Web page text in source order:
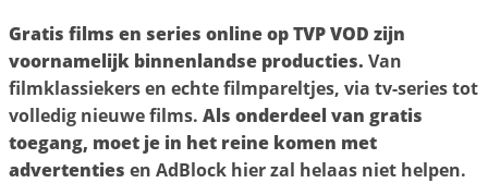
Gratis films en series online op TVP VOD zijn
voornamelijk binnenlandse producties. Van
filmklassiekers en echte filmpareltjes, via tv-series tot
volledig nieuwe films. Als onderdeel van gratis
toegang, moet je in het reine komen met
advertenties en AdBlock hier zal helaas niet helpen.